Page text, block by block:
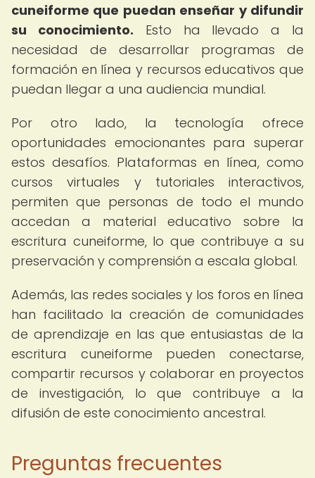
cuneiforme que puedan enseñar y difundir
su conocimiento. Esto ha llevado a la
necesidad de desarrollar programas de
formación en línea y recursos educativos que
puedan llegar a una audiencia mundial.
Por otro lado, la tecnología ofrece
oportunidades emocionantes para superar
estos desafíos. Plataformas en línea, como
cursos virtuales y tutoriales interactivos,
permiten que personas de todo el mundo
accedan a material educativo sobre la
escritura cuneiforme, lo que contribuye a su
preservación y comprensión a escala global.
Además, las redes sociales y los foros en línea
han facilitado la creación de comunidades
de aprendizaje en las que entusiastas de la
escritura cuneiforme pueden conectarse,
compartir recursos y colaborar en proyectos
de investigación, lo que contribuye a la
difusión de este conocimiento ancestral.
Preguntas frecuentes